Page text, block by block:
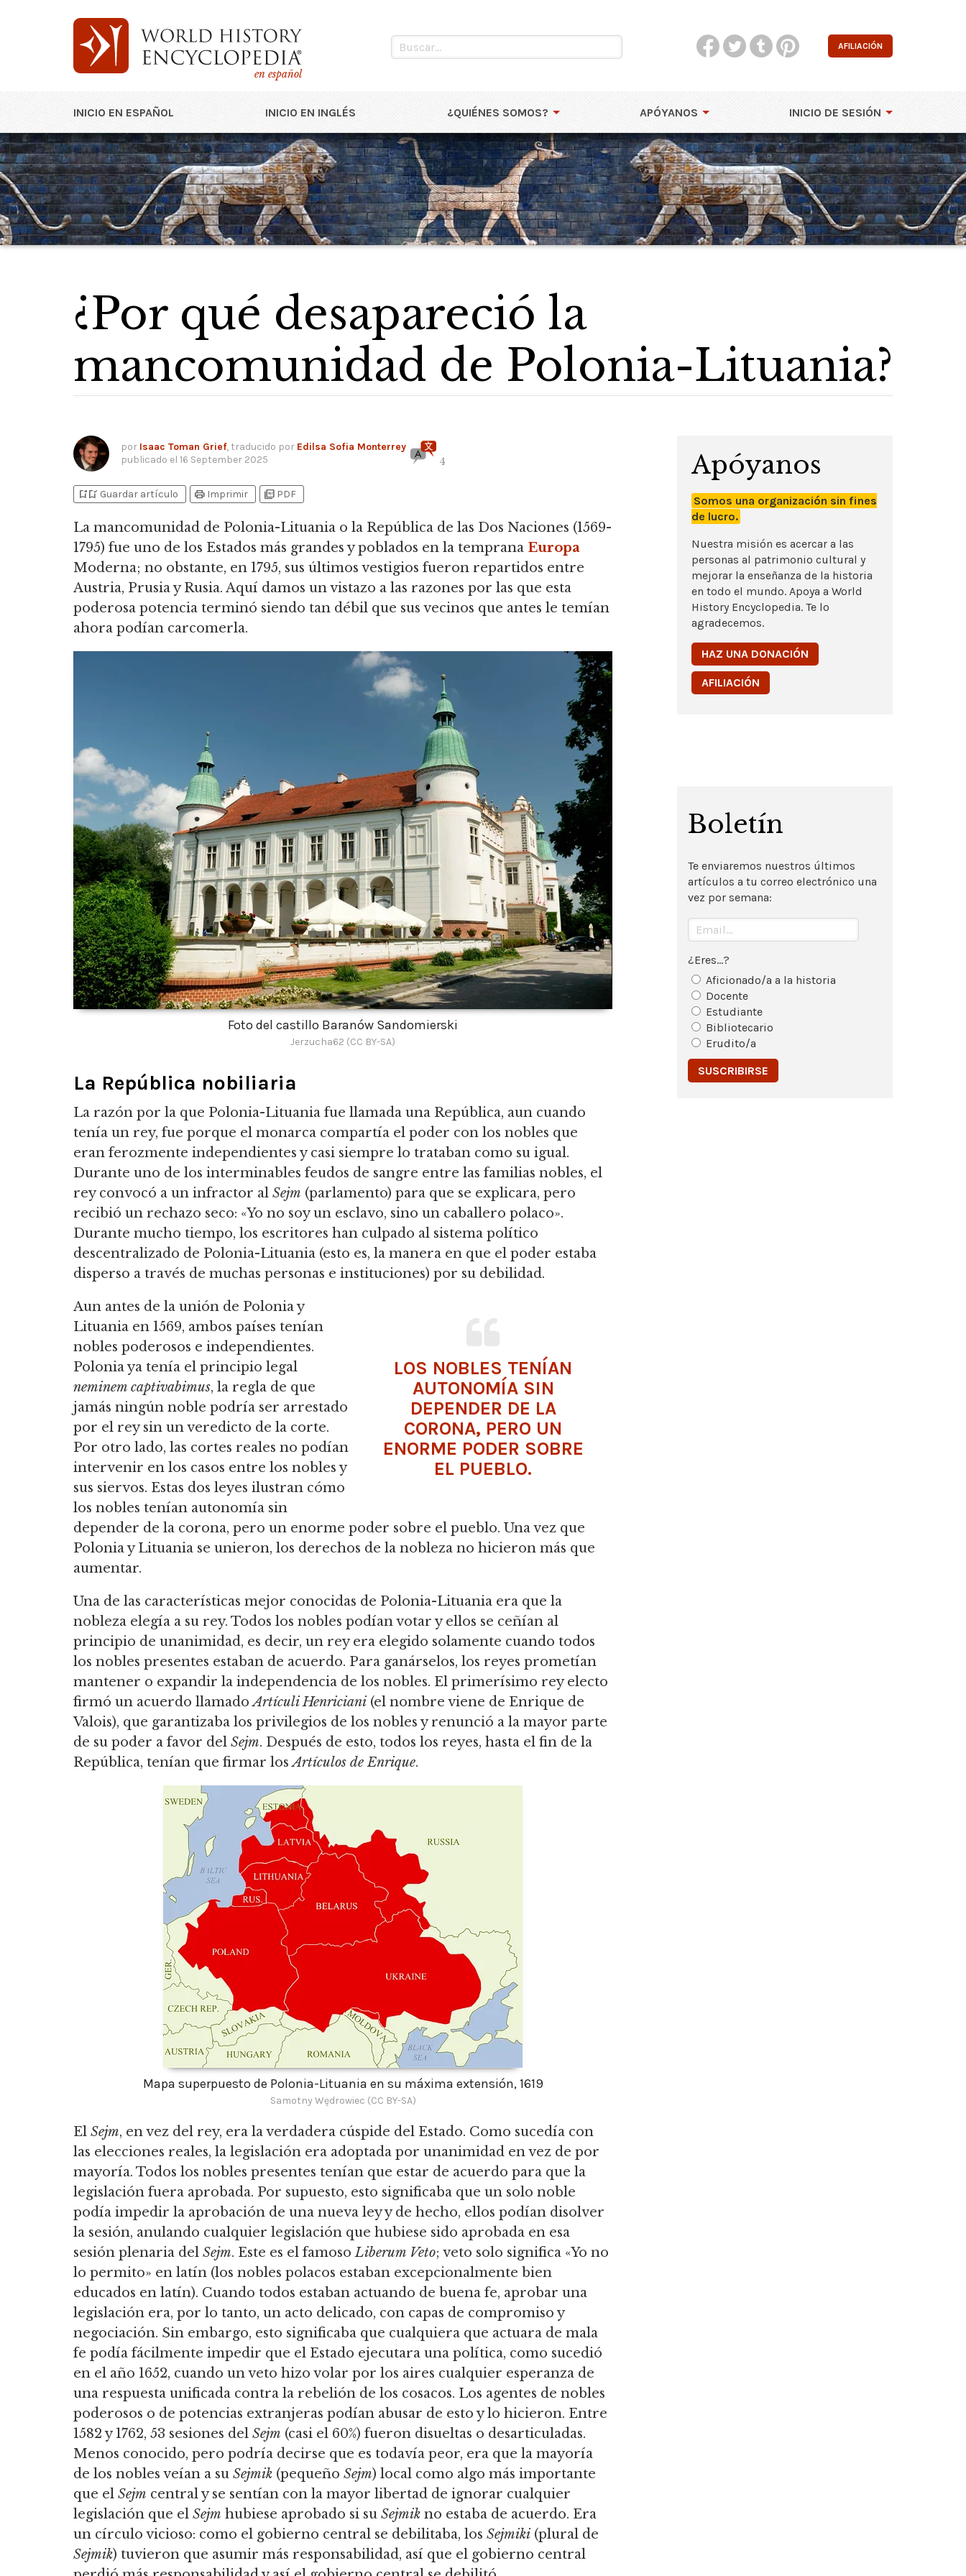
en español
AFILIACIÓN
INICIO EN ESPAÑOL INICIO EN INGLÉS ¿QUIÉNES SOMOS? APÓYANOS INICIO DE SESIÓN
¿Por qué desapareció la
mancomunidad de Polonia-Lituania?
por Isaac Toman Grief, traducido por Edilsa Sofia Monterrey
publicado el 16 September 2025 4
bookmark_addbookmark_added Guardar artículo print Imprimir picture_as_pdf PDF
La mancomunidad de Polonia-Lituania o la República de las Dos Naciones (1569-
1795) fue uno de los Estados más grandes y poblados en la temprana Europa
Moderna; no obstante, en 1795, sus últimos vestigios fueron repartidos entre
Austria, Prusia y Rusia. Aquí damos un vistazo a las razones por las que esta
poderosa potencia terminó siendo tan débil que sus vecinos que antes le temían
ahora podían carcomerla.
Foto del castillo Baranów Sandomierski
Jerzucha62 (CC BY-SA)
La República nobiliaria
La razón por la que Polonia-Lituania fue llamada una República, aun cuando
tenía un rey, fue porque el monarca compartía el poder con los nobles que
eran ferozmente independientes y casi siempre lo trataban como su igual.
Durante uno de los interminables feudos de sangre entre las familias nobles, el
rey convocó a un infractor al Sejm (parlamento) para que se explicara, pero
recibió un rechazo seco: «Yo no soy un esclavo, sino un caballero polaco».
Durante mucho tiempo, los escritores han culpado al sistema político
descentralizado de Polonia-Lituania (esto es, la manera en que el poder estaba
disperso a través de muchas personas e instituciones) por su debilidad.
LOS NOBLES TENÍAN
AUTONOMÍA SIN
DEPENDER DE LA
CORONA, PERO UN
ENORME PODER SOBRE
EL PUEBLO.
Aun antes de la unión de Polonia y
Lituania en 1569, ambos países tenían
nobles poderosos e independientes.
Polonia ya tenía el principio legal
neminem captivabimus, la regla de que
jamás ningún noble podría ser arrestado
por el rey sin un veredicto de la corte.
Por otro lado, las cortes reales no podían
intervenir en los casos entre los nobles y
sus siervos. Estas dos leyes ilustran cómo
los nobles tenían autonomía sin
depender de la corona, pero un enorme poder sobre el pueblo. Una vez que
Polonia y Lituania se unieron, los derechos de la nobleza no hicieron más que
aumentar.
Una de las características mejor conocidas de Polonia-Lituania era que la
nobleza elegía a su rey. Todos los nobles podían votar y ellos se ceñían al
principio de unanimidad, es decir, un rey era elegido solamente cuando todos
los nobles presentes estaban de acuerdo. Para ganárselos, los reyes prometían
mantener o expandir la independencia de los nobles. El primerísimo rey electo
firmó un acuerdo llamadoArtículi Henriciani (el nombre viene de Enrique de
Valois), que garantizaba los privilegios de los nobles y renunció a la mayor parte
de su poder a favor del Sejm. Después de esto, todos los reyes, hasta el fin de la
República, tenían que firmar losArtículos de Enrique.
Mapa superpuesto de Polonia-Lituania en su máxima extensión, 1619
Samotny Wędrowiec (CC BY-SA)
El Sejm, en vez del rey, era la verdadera cúspide del Estado. Como sucedía con
las elecciones reales, la legislación era adoptada por unanimidad en vez de por
mayoría. Todos los nobles presentes tenían que estar de acuerdo para que la
legislación fuera aprobada. Por supuesto, esto significaba que un solo noble
podía impedir la aprobación de una nueva ley y de hecho, ellos podían disolver
la sesión, anulando cualquier legislación que hubiese sido aprobada en esa
sesión plenaria del Sejm. Este es el famosoLiberum Veto; veto solo significa «Yo no
lo permito» en latín (los nobles polacos estaban excepcionalmente bien
educados en latín). Cuando todos estaban actuando de buena fe, aprobar una
legislación era, por lo tanto, un acto delicado, con capas de compromiso y
negociación. Sin embargo, esto significaba que cualquiera que actuara de mala
fe podía fácilmente impedir que el Estado ejecutara una política, como sucedió
en el año 1652, cuando un veto hizo volar por los aires cualquier esperanza de
una respuesta unificada contra la rebelión de los cosacos. Los agentes de nobles
poderosos o de potencias extranjeras podían abusar de esto y lo hicieron. Entre
1582 y 1762, 53 sesiones del Sejm (casi el 60%) fueron disueltas o desarticuladas.
Menos conocido, pero podría decirse que es todavía peor, era que la mayoría
de los nobles veían a su Sejmik (pequeño Sejm) local como algo más importante
que el Sejm central y se sentían con la mayor libertad de ignorar cualquier
legislación que el Sejm hubiese aprobado si su Sejmik no estaba de acuerdo. Era
un círculo vicioso: como el gobierno central se debilitaba, los Sejmiki (plural de
Sejmik) tuvieron que asumir más responsabilidad, así que el gobierno central
Apóyanos
Somos una organización sin fines
de lucro.
Nuestra misión es acercar a las
personas al patrimonio cultural y
mejorar la enseñanza de la historia
en todo el mundo. Apoya a World
History Encyclopedia. Te lo
agradecemos.
HAZ UNA DONACIÓN
AFILIACIÓN
Boletín
Te enviaremos nuestros últimos
artículos a tu correo electrónico una
vez por semana:
¿Eres...?
Aficionado/a a la historia
Docente
Estudiante
Bibliotecario
Erudito/a